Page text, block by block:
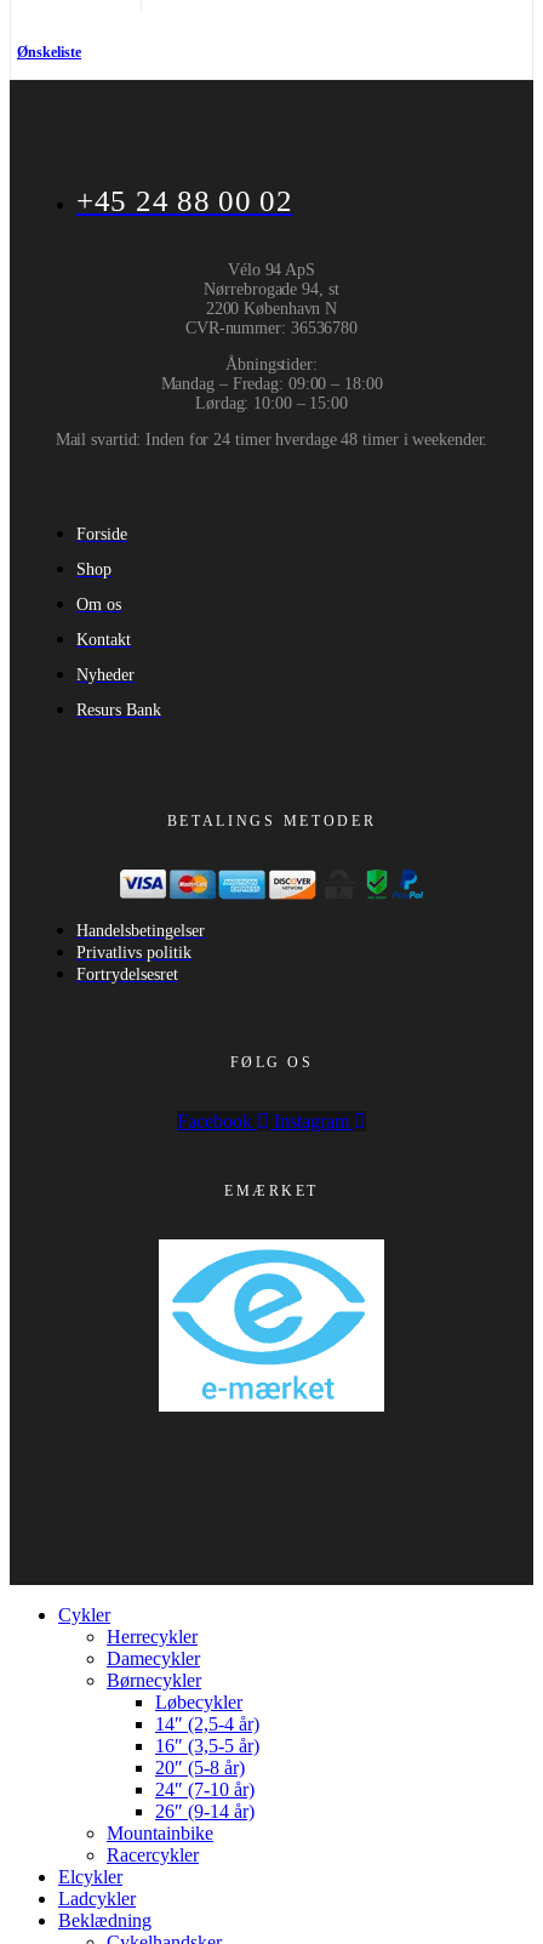
Ønskeliste
+45 24 88 00 02
Vélo 94 ApS
Nørrebrogade 94, st
2200 København N
CVR-nummer: 36536780
Åbningstider:
Mandag – Fredag: 09:00 – 18:00
Lørdag: 10:00 – 15:00
Mail svartid: Inden for 24 timer hverdage 48 timer i weekender.
Forside
Shop
Om os
Kontakt
Nyheder
Resurs Bank
BETALINGS METODER
Handelsbetingelser
Privatlivs politik
Fortrydelsesret
FØLG OS
Facebook Instagram
EMÆRKET
Cykler
Herrecykler
Damecykler
Børnecykler
Løbecykler
14″ (2,5-4 år)
16″ (3,5-5 år)
20″ (5-8 år)
24″ (7-10 år)
26″ (9-14 år)
Mountainbike
Racercykler
Elcykler
Ladcykler
Beklædning